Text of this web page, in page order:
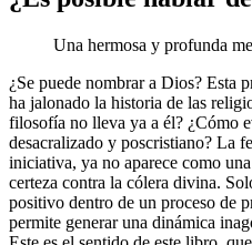
Una hermosa y profunda
¿Se puede nombrar a Dios? Esta
ha jalonado la historia de las
filosofía no lleva ya a él? ¿Cómo
desacralizado y poscristiano? La
iniciativa, ya no aparece como
certeza contra la cólera divina.
positivo dentro de un proceso de
permite generar una dinámica